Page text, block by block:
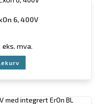
6, 400V
eks. mva.